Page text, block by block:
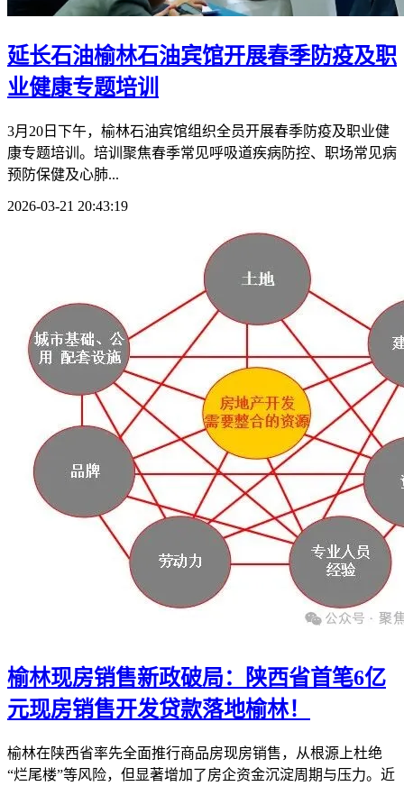
延长石油榆林石油宾馆开展春季防疫及职
业健康专题培训
3月20日下午，榆林石油宾馆组织全员开展春季防疫及职业健
康专题培训。培训聚焦春季常见呼吸道疾病防控、职场常见病
预防保健及心肺...
2026-03-21 20:43:19
榆林现房销售新政破局：陕西省首笔6亿
元现房销售开发贷款落地榆林！
榆林在陕西省率先全面推行商品房现房销售，从根源上杜绝
“烂尾楼”等风险，但显著增加了房企资金沉淀周期与压力。近